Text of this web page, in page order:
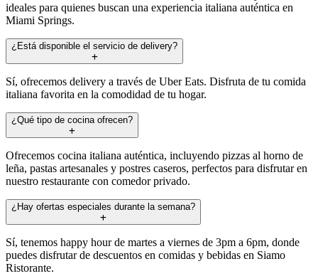
ideales para quienes buscan una experiencia italiana auténtica en
Miami Springs.
¿Está disponible el servicio de delivery?
Sí, ofrecemos delivery a través de Uber Eats. Disfruta de tu comida
italiana favorita en la comodidad de tu hogar.
¿Qué tipo de cocina ofrecen?
Ofrecemos cocina italiana auténtica, incluyendo pizzas al horno de
leña, pastas artesanales y postres caseros, perfectos para disfrutar en
nuestro restaurante con comedor privado.
¿Hay ofertas especiales durante la semana?
Sí, tenemos happy hour de martes a viernes de 3pm a 6pm, donde
puedes disfrutar de descuentos en comidas y bebidas en Siamo
Ristorante.